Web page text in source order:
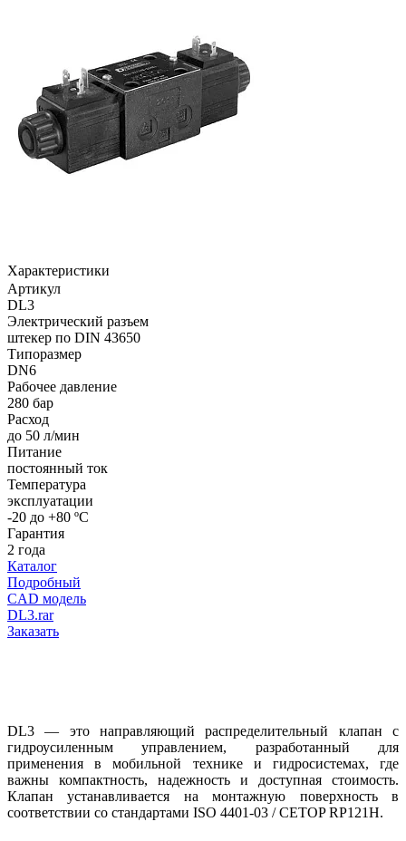
Характеристики
Артикул
DL3
Электрический разъем
штекер по DIN 43650
Типоразмер
DN6
Рабочее давление
280 бар
Расход
до 50 л/мин
Питание
постоянный ток
Температура
эксплуатации
-20 до +80 ºС
Гарантия
2 года
Каталог
Подробный
CAD модель
DL3.rar
Заказать
DL3 — это направляющий распределительный клапан с
гидроусиленным управлением, разработанный для
применения в мобильной технике и гидросистемах, где
важны компактность, надежность и доступная стоимость.
Клапан устанавливается на монтажную поверхность в
соответствии со стандартами ISO 4401-03 / CETOP RP121H.